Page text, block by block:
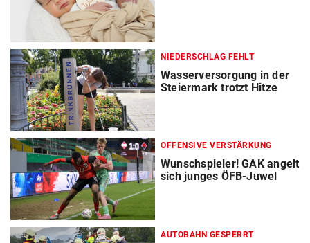
NIEDERSCHLAG FEHLT
Wasserversorgung in der
Steiermark trotzt Hitze
OFFENSIVE VERSTÄRKUNG
Wunschspieler! GAK angelt
sich junges ÖFB-Juwel
AUTOBAHN GESPERRT